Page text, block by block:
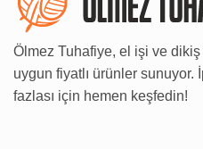
Ölmez Tuhafiye, el işi ve
uygun fiyatlı ürünler sunuyor.
fazlası için hemen keşfedin!